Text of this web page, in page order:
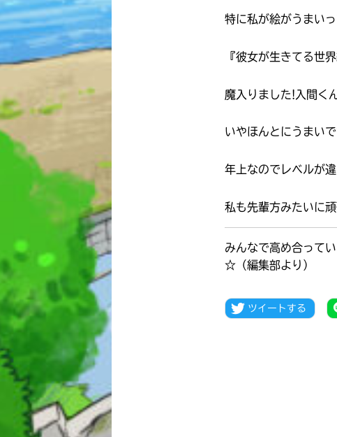
特に私が絵がうまいっ
『彼女が生きてる世
魔入りました!入間く
いやほんとにうまい
年上なのでレベルが
私も先輩方みたいに
みんなで高め合って
☆（編集部より）